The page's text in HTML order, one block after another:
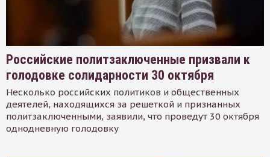
Российские политзаключенные призвали к
голодовке солидарности 30 октября
Несколько российских политиков и общественных
деятелей, находящихся за решеткой и признанных
политзаключенными, заявили, что проведут 30 октября
однодневную голодовку